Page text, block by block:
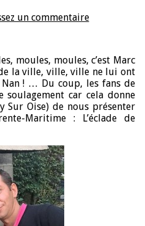
un commentaire
moules, moules, c’est Marc
la ville, ville, ville ne lui ont
! … Du coup, les fans de
car cela donne
Sur Oise) de nous présenter
Maritime : L’éclade de